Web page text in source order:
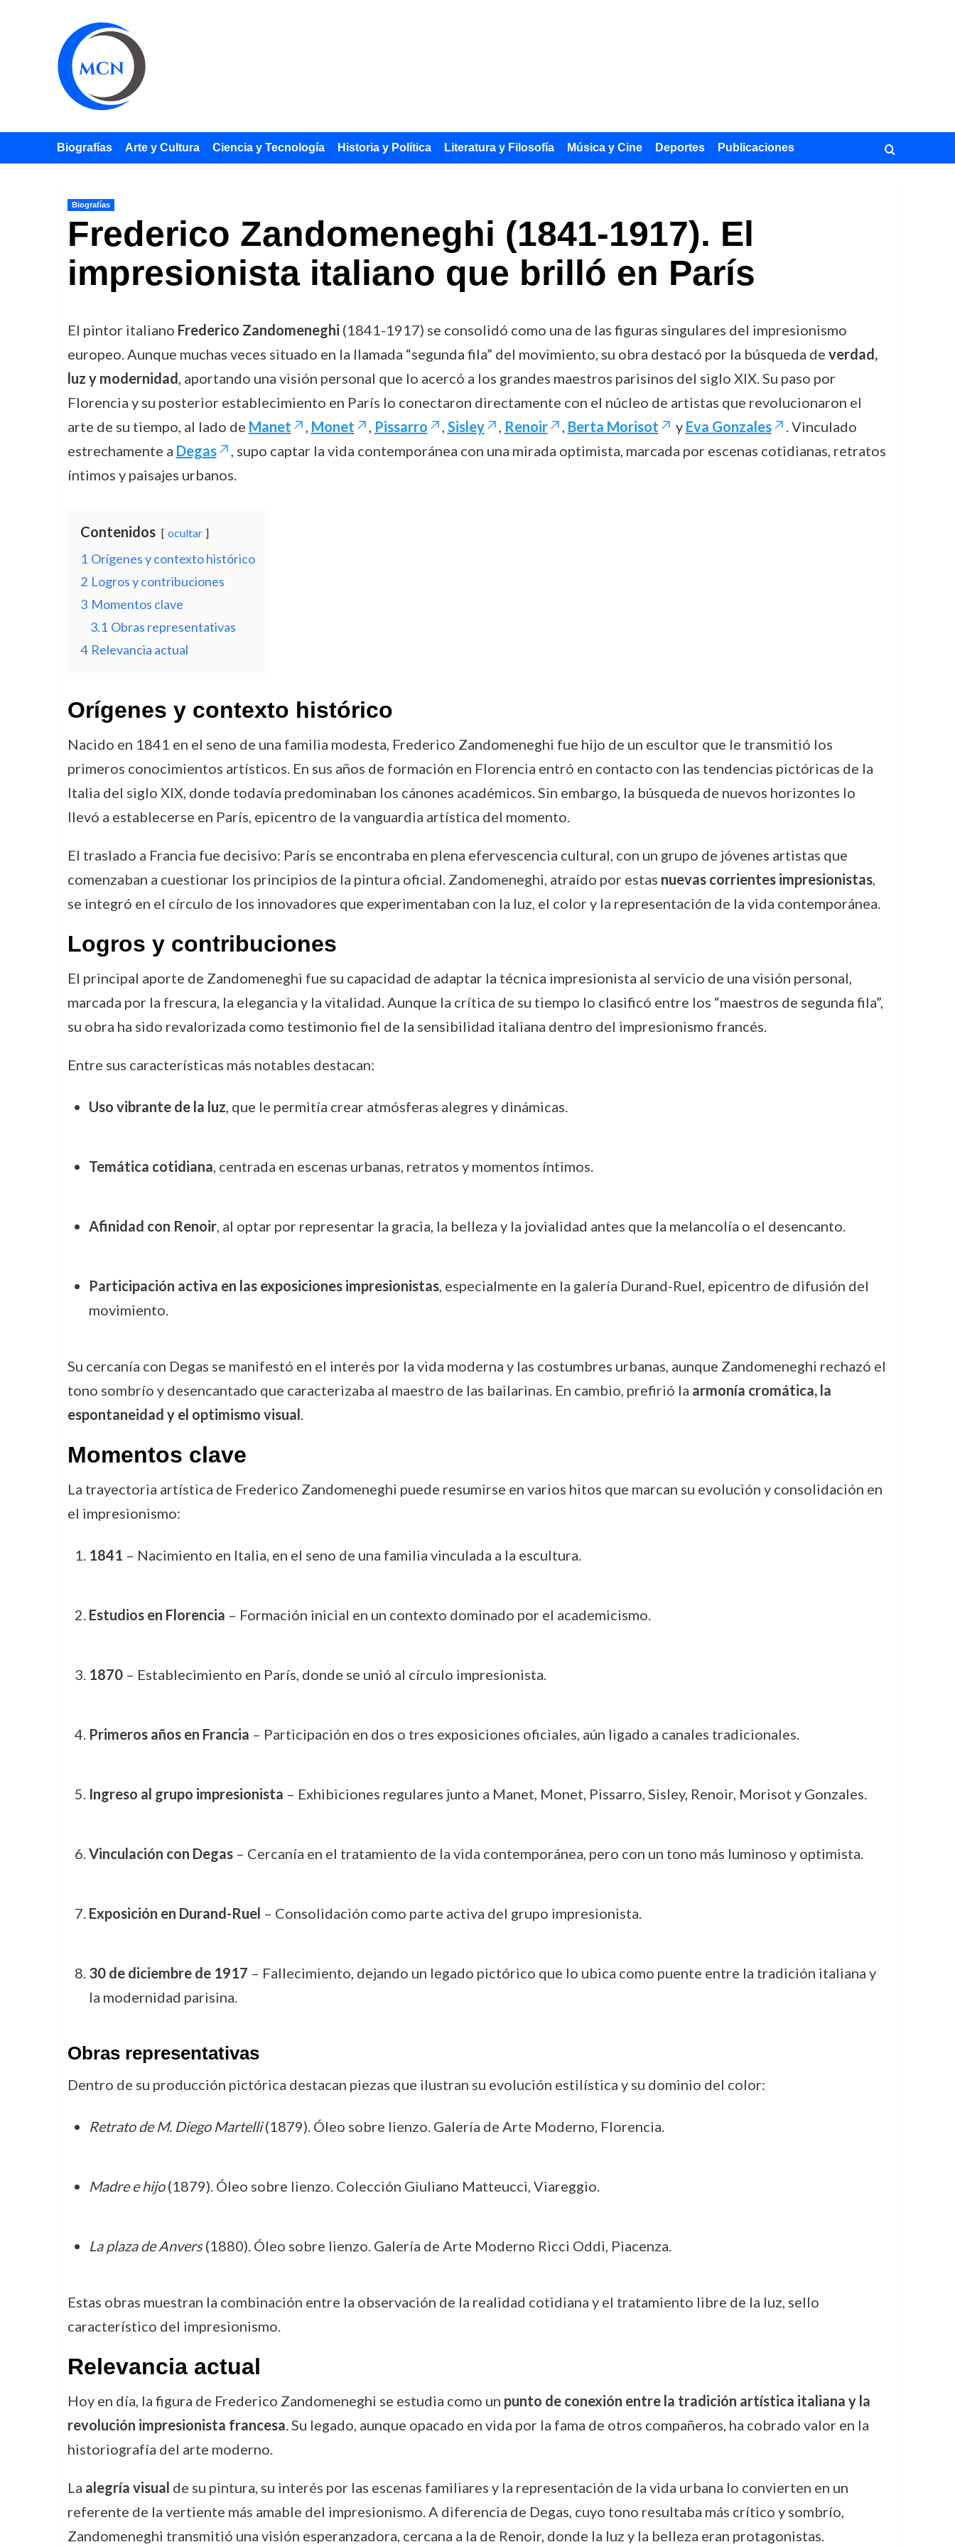
Biografías Arte y Cultura Ciencia y Tecnología Historia y Política Literatura y Filosofía Música y Cine Deportes Publicaciones
Biografías
Frederico Zandomeneghi (1841-1917). El
impresionista italiano que brilló en París
El pintor italiano Frederico Zandomeneghi (1841-1917) se consolidó como una de las figuras singulares del impresionismo
europeo. Aunque muchas veces situado en la llamada “segunda fila” del movimiento, su obra destacó por la búsqueda de verdad,
luz y modernidad, aportando una visión personal que lo acercó a los grandes maestros parisinos del siglo XIX. Su paso por
Florencia y su posterior establecimiento en París lo conectaron directamente con el núcleo de artistas que revolucionaron el
arte de su tiempo, al lado de Manet , Monet , Pissarro , Sisley , Renoir , Berta Morisot y Eva Gonzales
. Vinculado
estrechamente a Degas
, supo captar la vida contemporánea con una mirada optimista, marcada por escenas cotidianas, retratos
íntimos y paisajes urbanos.
Contenidos ocultar
1 Orígenes y contexto histórico
2 Logros y contribuciones
3 Momentos clave
3.1 Obras representativas
4 Relevancia actual
Orígenes y contexto histórico
Nacido en 1841 en el seno de una familia modesta, Frederico Zandomeneghi fue hijo de un escultor que le transmitió los
primeros conocimientos artísticos. En sus años de formación en Florencia entró en contacto con las tendencias pictóricas de la
Italia del siglo XIX, donde todavía predominaban los cánones académicos. Sin embargo, la búsqueda de nuevos horizontes lo
llevó a establecerse en París, epicentro de la vanguardia artística del momento.
El traslado a Francia fue decisivo: París se encontraba en plena efervescencia cultural, con un grupo de jóvenes artistas que
comenzaban a cuestionar los principios de la pintura oficial. Zandomeneghi, atraído por estas nuevas corrientes impresionistas,
se integró en el círculo de los innovadores que experimentaban con la luz, el color y la representación de la vida contemporánea.
Logros y contribuciones
El principal aporte de Zandomeneghi fue su capacidad de adaptar la técnica impresionista al servicio de una visión personal,
marcada por la frescura, la elegancia y la vitalidad. Aunque la crítica de su tiempo lo clasificó entre los “maestros de segunda fila”,
su obra ha sido revalorizada como testimonio fiel de la sensibilidad italiana dentro del impresionismo francés.
Entre sus características más notables destacan:
Uso vibrante de la luz, que le permitía crear atmósferas alegres y dinámicas.
Temática cotidiana, centrada en escenas urbanas, retratos y momentos íntimos.
Afinidad con Renoir, al optar por representar la gracia, la belleza y la jovialidad antes que la melancolía o el desencanto.
Participación activa en las exposiciones impresionistas, especialmente en la galería Durand-Ruel, epicentro de difusión del
movimiento.
Su cercanía con Degas se manifestó en el interés por la vida moderna y las costumbres urbanas, aunque Zandomeneghi rechazó el
tono sombrío y desencantado que caracterizaba al maestro de las bailarinas. En cambio, prefirió la armonía cromática, la
espontaneidad y el optimismo visual.
Momentos clave
La trayectoria artística de Frederico Zandomeneghi puede resumirse en varios hitos que marcan su evolución y consolidación en
el impresionismo:
1841 – Nacimiento en Italia, en el seno de una familia vinculada a la escultura.
Estudios en Florencia – Formación inicial en un contexto dominado por el academicismo.
1870– Establecimiento en París, donde se unió al círculo impresionista.
Primeros años en Francia – Participación en dos o tres exposiciones oficiales, aún ligado a canales tradicionales.
Ingreso al grupo impresionista – Exhibiciones regulares junto a Manet, Monet, Pissarro, Sisley, Renoir, Morisot y Gonzales.
Vinculación con Degas– Cercanía en el tratamiento de la vida contemporánea, pero con un tono más luminoso y optimista.
Exposición en Durand-Ruel – Consolidación como parte activa del grupo impresionista.
30 de diciembre de 1917 – Fallecimiento, dejando un legado pictórico que lo ubica como puente entre la tradición italiana y
la modernidad parisina.
Obras representativas
Dentro de su producción pictórica destacan piezas que ilustran su evolución estilística y su dominio del color:
Retrato de M. Diego Martelli(1879). Óleo sobre lienzo. Galería de Arte Moderno, Florencia.
Madre e hijo(1879). Óleo sobre lienzo. Colección Giuliano Matteucci, Viareggio.
La plaza de Anvers(1880). Óleo sobre lienzo. Galería de Arte Moderno Ricci Oddi, Piacenza.
Estas obras muestran la combinación entre la observación de la realidad cotidiana y el tratamiento libre de la luz, sello
característico del impresionismo.
Relevancia actual
Hoy en día, la figura de Frederico Zandomeneghi se estudia como un punto de conexión entre la tradición artística italiana y la
revolución impresionista francesa. Su legado, aunque opacado en vida por la fama de otros compañeros, ha cobrado valor en la
historiografía del arte moderno.
La alegría visual de su pintura, su interés por las escenas familiares y la representación de la vida urbana lo convierten en un
referente de la vertiente más amable del impresionismo. A diferencia de Degas, cuyo tono resultaba más crítico y sombrío,
Zandomeneghi transmitió una visión esperanzadora, cercana a la de Renoir, donde la luz y la belleza eran protagonistas.